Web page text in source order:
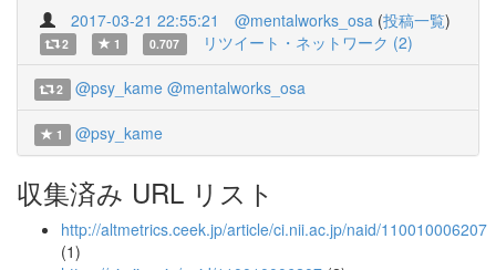
2017-03-21 22:55:21 @mentalworks_osa (投稿一覧)
2 1 0.707 リツイート・ネットワーク (2)
2 @psy_kame @mentalworks_osa
1 @psy_kame
収集済み URL リスト
http://altmetrics.ceek.jp/article/ci.nii.ac.jp/naid/110010006207
(1)